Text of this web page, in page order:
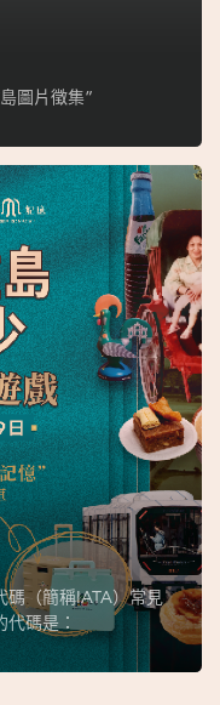
圖片徵集”
碼（簡稱IATA）常見
碼是：